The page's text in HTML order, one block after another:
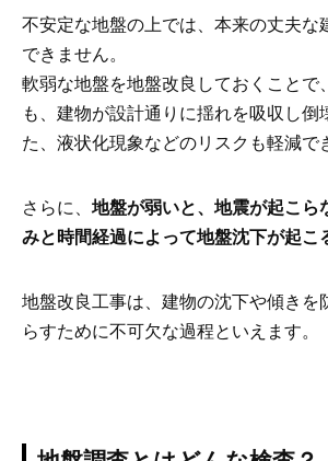
不安定な地盤の上では、本来の丈夫な
できません。
軟弱な地盤を地盤改良しておくことで
も、建物が設計通りに揺れを吸収し倒
た、液状化現象などのリスクも軽減で
さらに、 地盤が弱いと、地震が起こら
みと時間経過によって地盤沈下が起こ
地盤改良工事は、建物の沈下や傾きを
らすために不可欠な過程といえます。